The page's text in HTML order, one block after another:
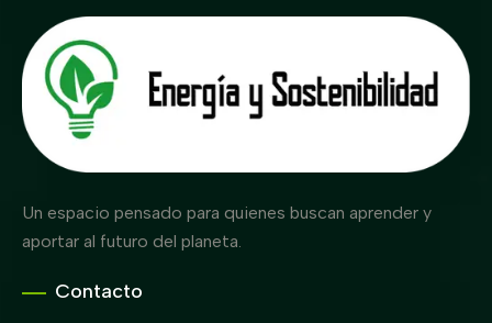
Un espacio pensado para quienes buscan aprender y
aportar al futuro del planeta.
Contacto